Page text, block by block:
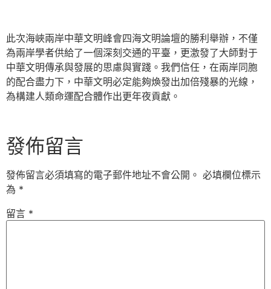
此次海峽兩岸中華文明峰會四海文明論壇的勝利舉辦，不僅
為兩岸學者供給了一個深刻交通的平臺，更激發了大師對于
中華文明傳承與發展的思慮與實踐。我們信任，在兩岸同胞
的配合盡力下，中華文明必定能夠煥發出加倍殘暴的光線，
為構建人類命運配合體作出更年夜貢獻。
發佈留言
發佈留言必須填寫的電子郵件地址不會公開。 必填欄位標示
為 *
留言 *